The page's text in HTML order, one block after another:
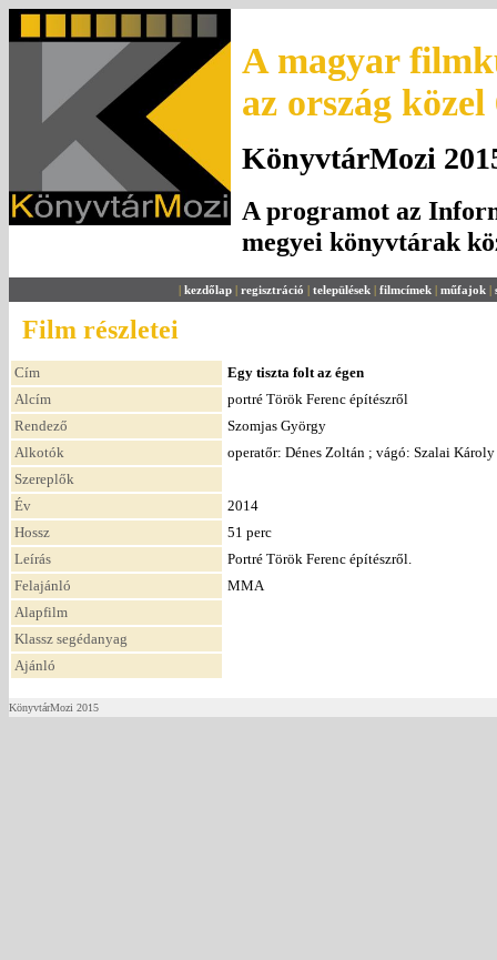
A magyar
az ország
KönyvtárMozi
A programot az
megyei könyvtárak
| kezdőlap | regisztráció | települések | filmcímek | műfajok |
Film részletei
Cím
Egy tiszta folt az égen
Alcím
portré Török Ferenc építészről
Rendező
Szomjas György
Alkotók
operatőr: Dénes Zoltán ; vágó: Szalai
Szereplők
Év
2014
Hossz
51 perc
Leírás
Portré Török Ferenc építészről.
Felajánló
MMA
Alapfilm
Klassz segédanyag
Ajánló
KönyvtárMozi 2015